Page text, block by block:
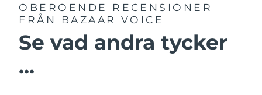
OBEROENDE RECENSIONER
FRÅN BAZAAR VOICE
Se vad andra tycker
...